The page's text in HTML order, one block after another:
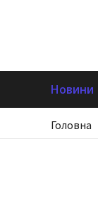
Новини
Головна